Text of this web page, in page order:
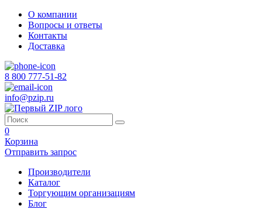
О компании
Вопросы и ответы
Контакты
Доставка
8 800 777-51-82
info@pzip.ru
0
Корзина
Отправить запрос
Производители
Каталог
Торгующим организациям
Блог